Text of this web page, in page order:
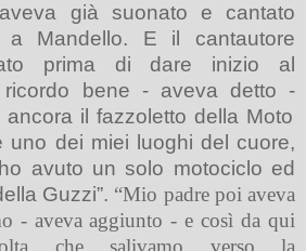
veva già suonato e cantato
a Mandello. E il cantautore
prima di dare inizio al
bene - avevadetto -
ancora il fazzoletto della Moto
uno dei miei luoghi del cuore,
avuto un solo motociclo ed
Guzzi”. “Mio padre poi aveva
- aveva aggiunto - e così da qui